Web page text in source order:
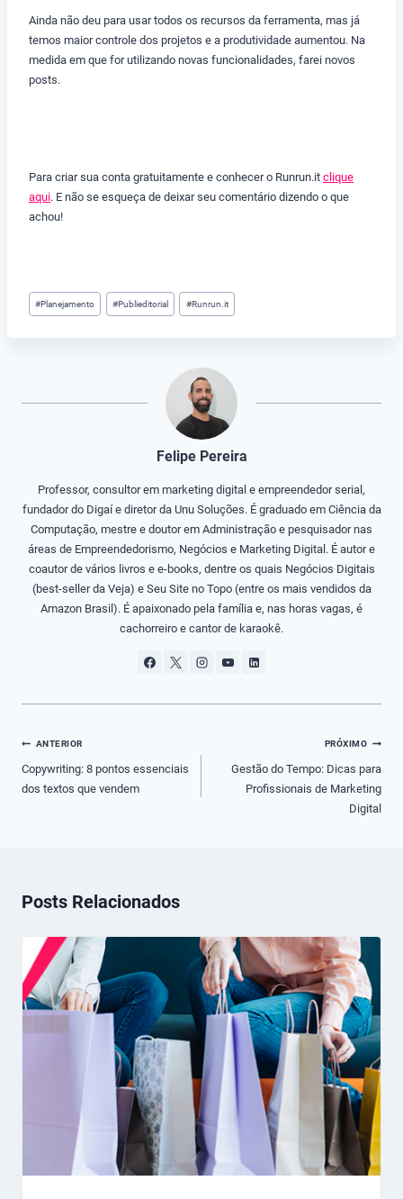
Ainda não deu para usar todos os recursos da ferramenta, mas já
temos maior controle dos projetos e a produtividade aumentou. Na
medida em que for utilizando novas funcionalidades, farei novos
posts.
Para criar sua conta gratuitamente e conhecer o Runrun.it clique
aqui. E não se esqueça de deixar seu comentário dizendo o que
achou!
Tags
do
#Planejamento #Publieditorial #Runrun.it
Felipe Pereira
Professor, consultor em marketing digital e empreendedor serial,
fundador do Digaí e diretor da Unu Soluções. É graduado em Ciência da
Computação, mestre e doutor em Administração e pesquisador nas
áreas de Empreendedorismo, Negócios e Marketing Digital. É autor e
coautor de vários livros e e-books, dentre os quais Negócios Digitais
(best-seller da Veja) e Seu Site no Topo (entre os mais vendidos da
Amazon Brasil). É apaixonado pela família e, nas horas vagas, é
cachorreiro e cantor de karaokê.
Navegação
de
Post
ANTERIOR
Copywriting: 8 pontos essenciais
dos textos que vendem
PRÓXIMO
Gestão do Tempo: Dicas para
Profissionais de Marketing
Digital
Posts Relacionados